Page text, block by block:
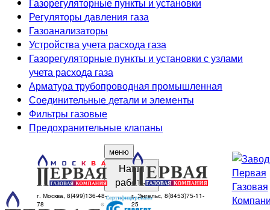
Регуляторы давления газа
Газоанализаторы
Устройства учета расхода газа
Газорегуляторные пункты и установки с узлами
учета расхода газа
Арматура трубопроводная промышленная
Соединительные детали и элементы
Фильтры газовые
Предохранительные клапаны
меню
Наши
работы
г. Москва, 8(499)136-48-
78
г. Энгельс, 8(8453)75-11-
25